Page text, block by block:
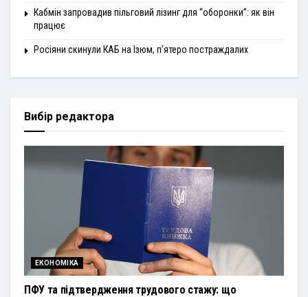
Кабмін запровадив пільговий лізинг для “оборонки”: як він
працює
Росіяни скинули КАБ на Ізюм, п’ятеро постраждалих
Вибір редактора
ЕКОНОМІКА
ПФУ та підтвердження трудового стажу: що